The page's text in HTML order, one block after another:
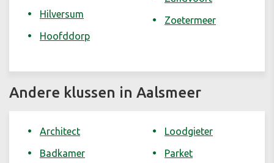
Hilversum
Hoofddorp
Zoetermeer
Andere klussen in Aalsmeer
Architect
Badkamer
Loodgieter
Parket